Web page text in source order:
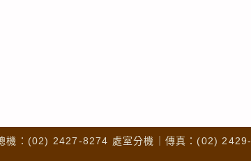
機：(02) 2427-8274 處室分機｜傳真：(02) 2429-